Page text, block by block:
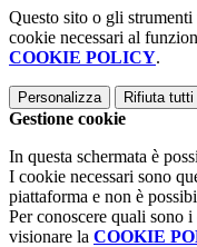
Questo sito o gli
cookie necessari al
COOKIE POLICY.
Personalizza Rifiuta tutti
Gestione cookie
In questa schermata è
I cookie necessari sono
piattaforma e non è
Per conoscere quali sono
visionare la COOKIE